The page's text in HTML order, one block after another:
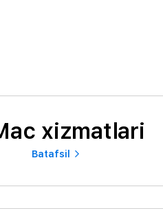
xizmatlari
Batafsil